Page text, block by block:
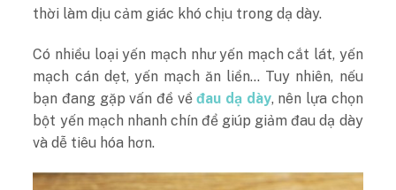
thời làm dịu cảm giác khó chịu trong dạ dày.
Có nhiều loại yến mạch như yến mạch cắt lát, yến
mạch cán dẹt, yến mạch ăn liền… Tuy nhiên, nếu
bạn đang gặp vấn đề vềđau dạ dày, nên lựa chọn
bột yến mạch nhanh chín để giúp giảm đau dạ dày
và dễ tiêu hóa hơn.